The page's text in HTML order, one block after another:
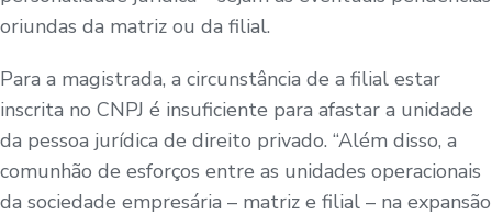
oriundas da matriz ou da filial.
Para a magistrada, a circunstância de a filial estar
inscrita no CNPJ é insuficiente para afastar a unidade
da pessoa jurídica de direito privado. “Além disso, a
comunhão de esforços entre as unidades operacionais
da sociedade empresária – matriz e filial – na expansão